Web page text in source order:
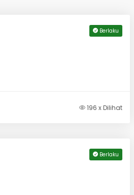
Berlaku
196 x Dilihat
Berlaku